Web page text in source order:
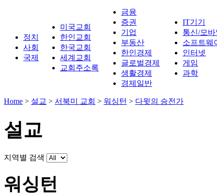
정치
사회
국제
미국교회
한인교회
한국교회
세계교회
교회주소록
금융
증권
기업
부동산
한인경제
글로벌경제
생활경제
경제일반
IT기기
통신/모
소프트웨
인터넷
게임
과학
Home > 설교 > 서북미 교회 > 워싱턴 > 다윗의 승전가
설교
지역별 검색
워싱턴